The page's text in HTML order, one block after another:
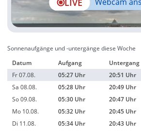
Sonnenaufgänge und -untergänge diese Woche
Datum
Aufgang Untergang
Fr 07.08.
05:27 Uhr 20:51 Uhr
Sa 08.08.
05:28 Uhr 20:49 Uhr
So 09.08.
05:30 Uhr 20:47 Uhr
Mo 10.08.
05:32 Uhr 20:45 Uhr
Di 11.08.
05:34 Uhr 20:43 Uhr